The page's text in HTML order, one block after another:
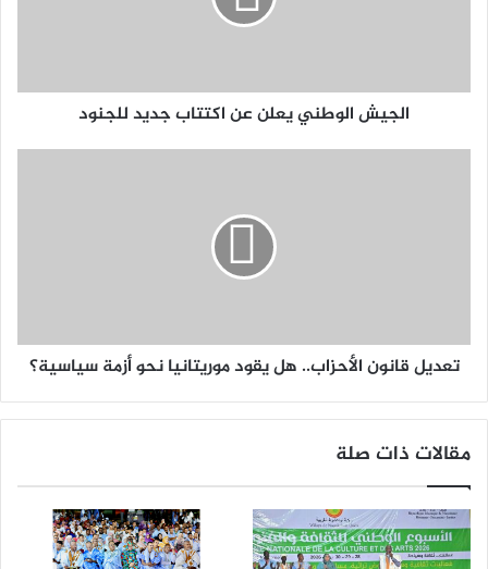
الجيش الوطني يعلن عن اكتتاب جديد للجنود
تعديل قانون الأحزاب.. هل يقود موريتانيا نحو أزمة سياسية؟
مقالات ذات صلة